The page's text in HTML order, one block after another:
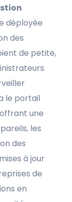
déployée
des
de petite,
le portail
une
les
des
à jour
de
en